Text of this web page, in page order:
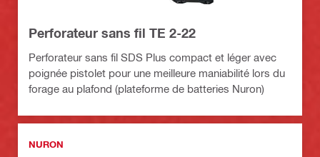
Perforateur sans fil TE 2-22
Perforateur sans fil SDS Plus compact et léger avec
poignée pistolet pour une meilleure maniabilité lors du
forage au plafond (plateforme de batteries Nuron)
NURON